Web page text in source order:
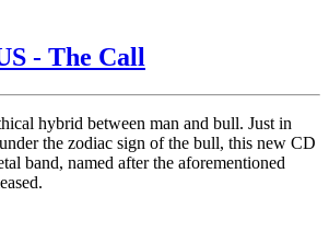
- The Call
hybrid between man and bull. Just in
the zodiac sign of the bull, this new CD
band, named after the aforementioned